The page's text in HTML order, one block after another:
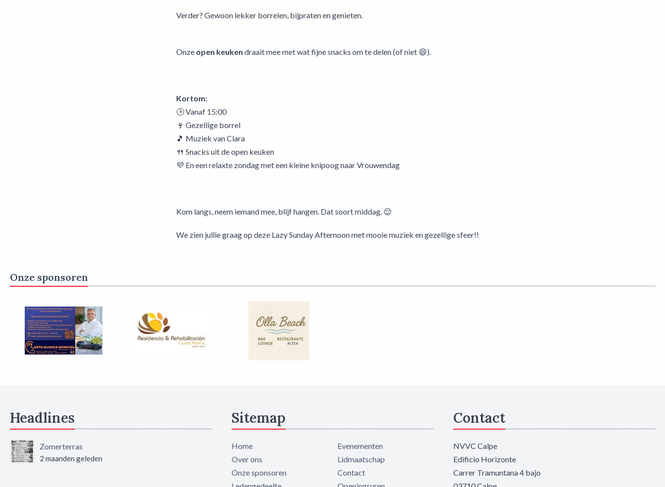
Verder? Gewoon lekker borrelen, bijpraten en genieten.
Onze open keuken draait mee met wat fijne snacks om te delen (of niet 😄).
Kortom:
🕒 Vanaf 15:00
🍷 Gezellige borrel
🎵 Muziek van Clara
🍴 Snacks uit de open keuken
💜 En een relaxte zondag met een kleine knipoog naar Vrouwendag
Kom langs, neem iemand mee, blijf hangen. Dat soort middag. 😌
We zien jullie graag op deze Lazy Sunday Afternoon met mooie muziek en gezellige sfeer!!
Onze sponsoren
Headlines
Zomerterras
2 maanden geleden
Sitemap
Home
Over ons
Onze sponsoren
Evenementen
Lidmaatschap
Contact
Contact
NVVC Calpe
Edificio Horizonte
Carrer Tramuntana 4 bajo